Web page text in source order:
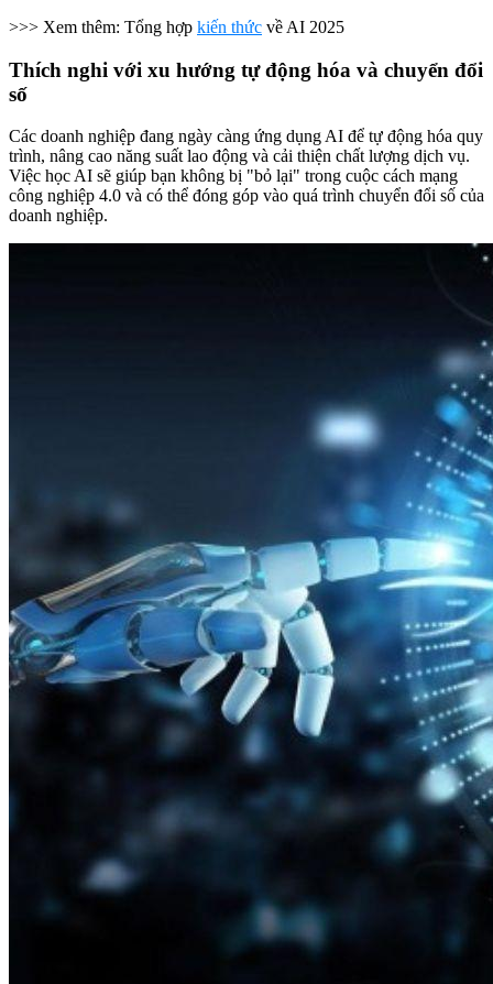
>>> Xem thêm: Tổng hợp kiến thức về AI 2025
Thích nghi với xu hướng tự động hóa và chuyển đổi
số
Các doanh nghiệp đang ngày càng ứng dụng AI để tự động hóa quy
trình, nâng cao năng suất lao động và cải thiện chất lượng dịch vụ.
Việc học AI sẽ giúp bạn không bị "bỏ lại" trong cuộc cách mạng
công nghiệp 4.0 và có thể đóng góp vào quá trình chuyển đổi số của
doanh nghiệp.